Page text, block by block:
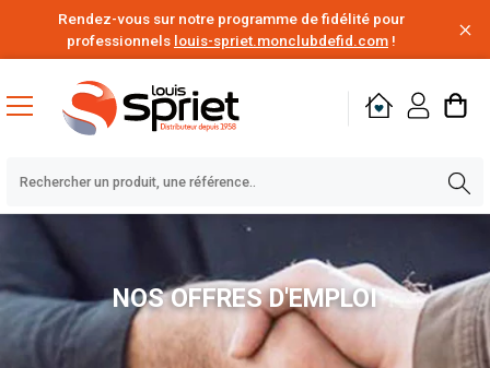
Rendez-vous sur notre programme de fidélité pour
professionnels louis-spriet.monclubdefid.com !
NOS OFFRES D'EMPLOI